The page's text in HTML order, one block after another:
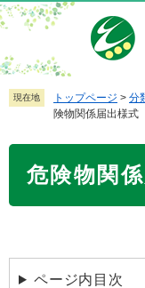
ペ
ー
ジ
の
先
メ
ニ
ュ
ー
を
本
現在地 トップページ > 分
険物関係届出様式
危険物関
ページ内目次